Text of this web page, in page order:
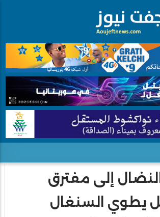
إلى مفترق
يطوي السنغال